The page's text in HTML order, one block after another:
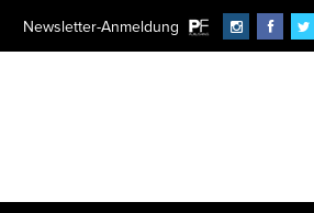
Newsletter-Anmeldung